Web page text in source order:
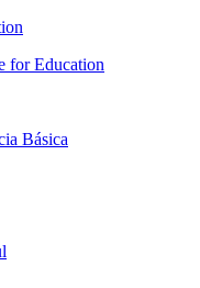
for Education
Básica